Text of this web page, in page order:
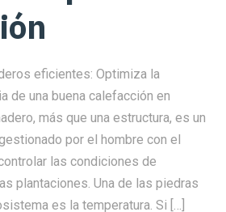
eficientes: Optimiza la
de una buena calefacción en
más que una estructura, es un
por el hombre con el
las condiciones de
plantaciones. Una de las piedras
es la temperatura. Si […]